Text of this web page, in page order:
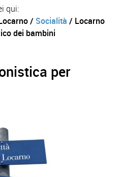
qui:
/ Socialità / Locarno
dei bambini
per